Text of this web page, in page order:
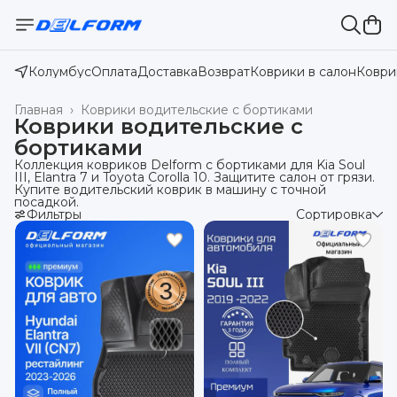
КолумбусОплатаДоставкаВозвратКоврики в салон
Коврики водительские с бортиками
Главная ›
Коврики водительские с
бортиками
Коллекция ковриков Delform с бортиками для Kia Soul
III, Elantra 7 и Toyota Corolla 10. Защитите салон от грязи.
Купите водительский коврик в машину с точной
посадкой.
Фильтры Сортировка